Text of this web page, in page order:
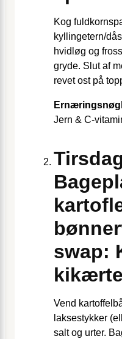
Kog
kyllingetern/
hvidløg og
gryde. Slut af
revet ost på
Jern & C-
swap:
Vend
laksestykker
salt og urter.